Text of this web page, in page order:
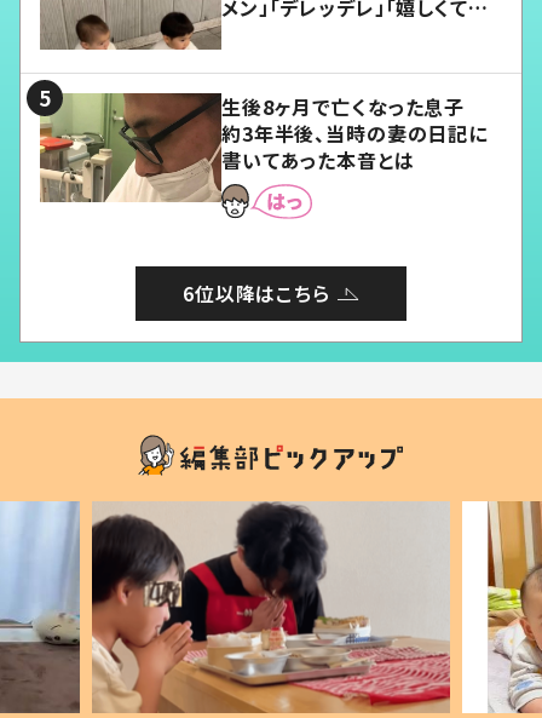
メン」「デレッデレ」「嬉しくて可
生後8ヶ月で亡くなった息子
約3年半後、当時の妻の日記に
書いてあった本音とは
6位以降はこちら